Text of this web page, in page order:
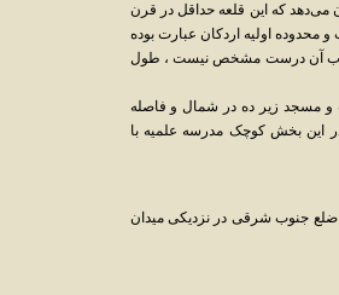
می‌دهد که این قلعه حداقل در قرن
اولیه اردکان عبارت بوده
غرب آن درست مشخص نیست ، طول
و مسجد زیر ده در شمال و فاصله
این بخش کوچک مدرسه علمیه با
ضلع جنوب شرقی در نزدیکی میدان